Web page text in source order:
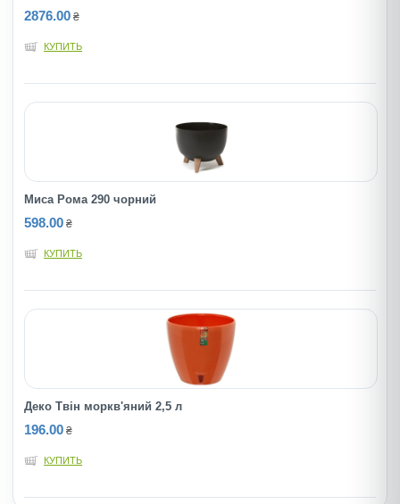
2876.00 ₴
КУПИТЬ
Миса Рома 290 чорний
598.00 ₴
КУПИТЬ
Деко Твін моркв'яний 2,5 л
196.00 ₴
КУПИТЬ